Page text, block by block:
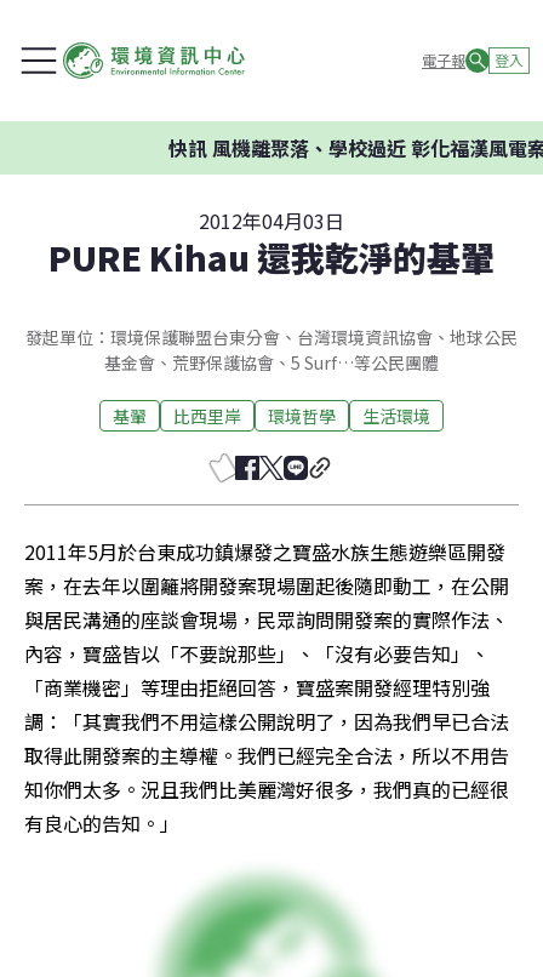
電子報 登入
快訊風機離聚落、學校過近 彰化福漢風電案環
2012年04月03日
PURE Kihau 還我乾淨的基翬
發起單位：環境保護聯盟台東分會、台灣環境資訊協會、地球公民
基金會、荒野保護協會、5 Surf…等公民團體
基翬 比西里岸 環境哲學 生活環境
2011年5月於台東成功鎮爆發之寶盛水族生態遊樂區開發
案，在去年以圍籬將開發案現場圍起後隨即動工，在公開
與居民溝通的座談會現場，民眾詢問開發案的實際作法、
內容，寶盛皆以「不要說那些」、「沒有必要告知」、
「商業機密」等理由拒絕回答，寶盛案開發經理特別強
調：「其實我們不用這樣公開說明了，因為我們早已合法
取得此開發案的主導權。我們已經完全合法，所以不用告
知你們太多。況且我們比美麗灣好很多，我們真的已經很
有良心的告知。」